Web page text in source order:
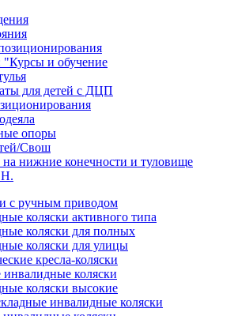
"Курсы и обучение
для детей с ДЦП
опоры
Свош
на нижние конечности и туловище
с ручным приводом
коляски активного типа
коляски для полных
коляски для улицы
кресла-коляски
коляски
коляски высокие
инвалидные коляски